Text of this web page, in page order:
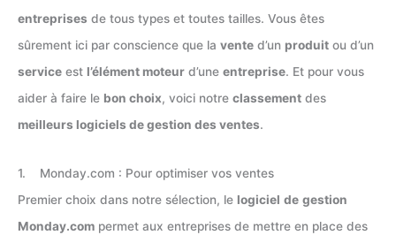
entreprises de tous types et toutes tailles. Vous êtes
sûrement ici par conscience que la vente d’un produit ou d’un
service est l’élément moteur d’une entreprise. Et pour vous
aider à faire le bon choix, voici notre classement des
meilleurs logiciels de gestion des ventes.
1. Monday.com : Pour optimiser vos ventes
Premier choix dans notre sélection, le logiciel de gestion
Monday.com permet aux entreprises de mettre en place des